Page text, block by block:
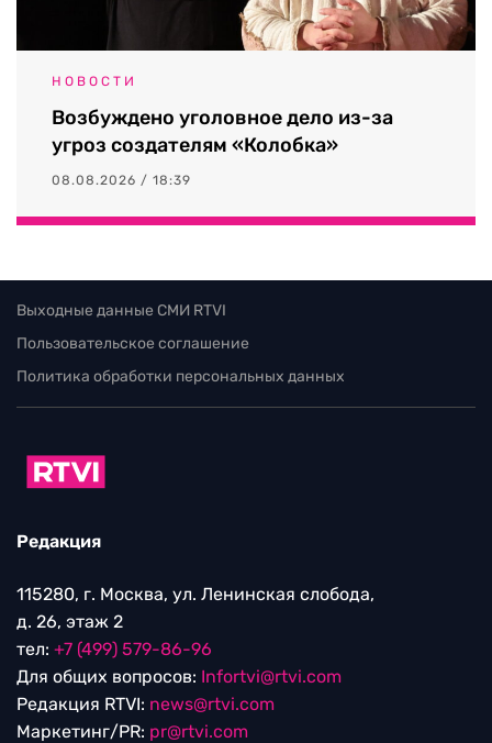
НОВОСТИ
Возбуждено уголовное дело из-за
угроз создателям «Колобка»
08.08.2026 / 18:39
Выходные данные СМИ RTVI
Пользовательское соглашение
Политика обработки персональных данных
Редакция
115280, г. Москва, ул. Ленинская слобода,
д. 26, этаж 2
тел: +7 (499) 579-86-96
Для общих вопросов: Infortvi@rtvi.com
Редакция RTVI: news@rtvi.com
Маркетинг/PR: pr@rtvi.com